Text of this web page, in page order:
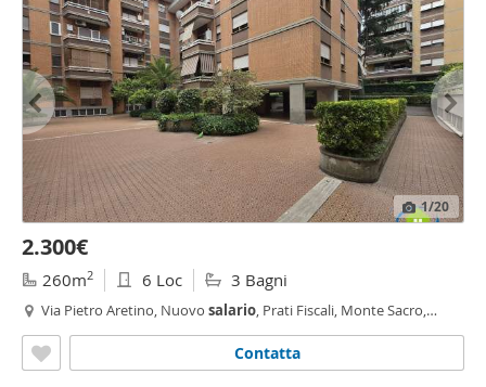
1/20
2.300€
260m2 6 Loc 3 Bagni
Via Pietro Aretino, Nuovo salario, Prati Fiscali, Monte Sacro,
Contatta